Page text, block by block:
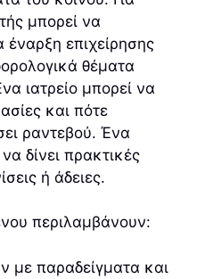
μπορεί να
έναρξη επιχείρησης
θέματα
ιατρείο μπορεί να
και πότε
ραντεβού. Ένα
δίνει πρακτικές
ή άδειες.
περιλαμβάνουν:
με παραδείγματα και